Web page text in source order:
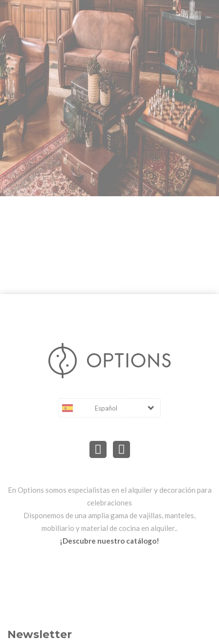
Español
En Options somos especialistas en el alquiler y decoración para
celebraciones
Disponemos de una amplia gama de vajillas, manteles,
mobiliario y material de cocina en alquiler..
¡Descubre nuestro catálogo!
Newsletter